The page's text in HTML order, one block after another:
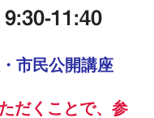
11:40
市民公開講座
だくことで、参